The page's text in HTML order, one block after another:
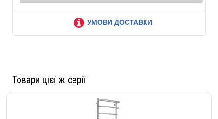
Тип крепления: вертикальный, настенный, стационарный
Дополнительная информация: При изготовлении используется только
AISI 304 Padana (Падана) и Marcegaglia (Марчегагли). Изделия отличаются
качественной адаптацией к отечественным условиям эксплуатации. Каждое
УМОВИ ДОСТАВКИ
Товари цієї ж серії